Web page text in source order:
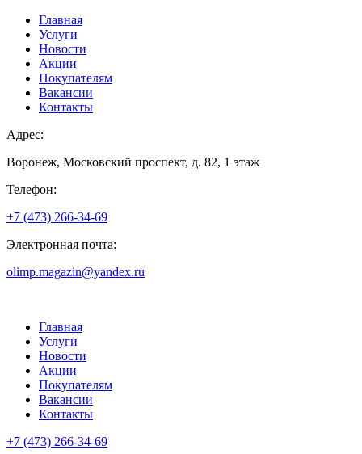
Главная
Услуги
Новости
Акции
Покупателям
Вакансии
Контакты
Адрес:
Воронеж, Московский проспект, д. 82, 1 этаж
Телефон:
+7 (473) 266-34-69
Электронная почта:
olimp.magazin@yandex.ru
Главная
Услуги
Новости
Акции
Покупателям
Вакансии
Контакты
+7 (473) 266-34-69